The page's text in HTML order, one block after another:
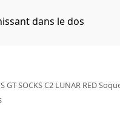
dans le dos
GT SOCKS C2 LUNAR RED